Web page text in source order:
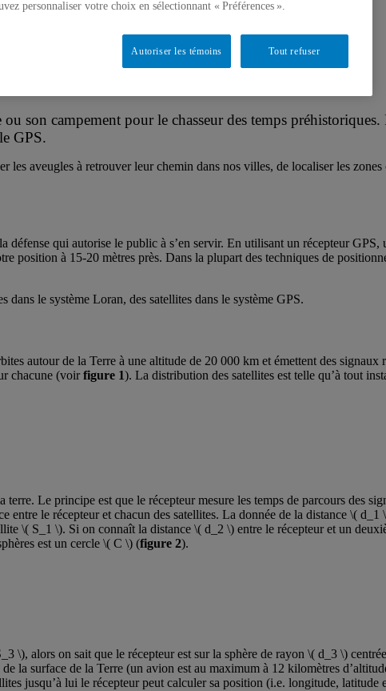
son campement pour le chasseur des temps
GPS.
les aveugles à retrouver leur chemin dans nos villes, de localiser les
qui autorise le public à s’en servir. En utilisant un récepteur GPS,
position à 15-20 mètres près. Dans la plupart des techniques de
le système Loran, des satellites dans le système GPS.
autour de la Terre à une altitude de 20 000 km et émettent des signaux
chacune (voirfigure 1). La distribution des satellites est telle qu’à tout
Le principe est que le récepteur mesure les temps de parcours des
le récepteur et chacun des satellites. La donnée de la distance \(
\( S_1 \). Si on connaît la distance \( d_2 \) entre le récepteur et un
est un cercle \( C \) (figure 2).
\), alors on sait que le récepteur est sur la sphère de rayon \( d_3 \)
la surface de la Terre (un avion est au maximum à 12 kilomètres
jusqu’à lui le récepteur peut calculer sa position (i.e. longitude, latitude
personnaliser votre choix en sélectionnant « Préférences ».
Tout refuser
Autoriser les témoins